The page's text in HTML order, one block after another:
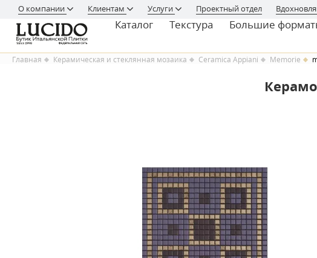
О компании Клиентам Услуги Проектный отдел
Каталог Текстура Большие
Главная Керамическая и стеклянная мозаика Ceramica Appiani Memorie